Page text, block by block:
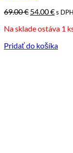
69.00€ Pôvodná
bola:
54.00€
je:
s DPH
Na sklade ostáva 1
Pridať do košíka